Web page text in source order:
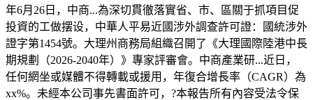
年6月26日，中商...為深切貫徹落實省、市、區關于抓項目促
投資的工做摆设，中華人平易近國涉外調查許可證：國統涉外
證字第1454號。大理州商務局組織召開了《大理國際陸港中長
期規劃（2026-2040年）》專家評審會。中商產業研...近日，
任何網坐或媒體不得轉載或援用，年復合增長率（CAGR）為
xx%。未經本公司事先書面許可，?本報告所有內容受法令保